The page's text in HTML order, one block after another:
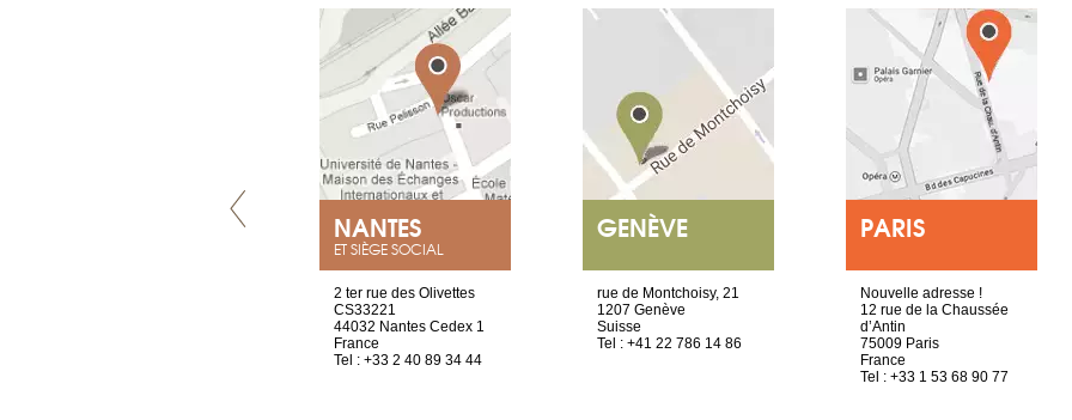
NANTES
ET SIÈGE SOCIAL
2 ter rue des Olivettes
CS33221
44032 Nantes Cedex 1
France
Tel : +33 2 40 89 34 44
GENÈVE
rue de Montchoisy, 21
1207 Genève
Suisse
Tel : +41 22 786 14 86
PARIS
Nouvelle adresse !
12 rue de la Chaussée
d’Antin
75009 Paris
France
Tel : +33 1 53 68 90 77